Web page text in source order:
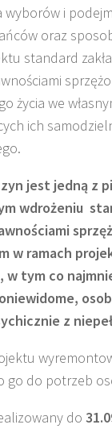
i
oraz
standard
życia we
ich
jest jedną z
wdrożeniu
w ramach
w tym co
z
go do potrzeb
do